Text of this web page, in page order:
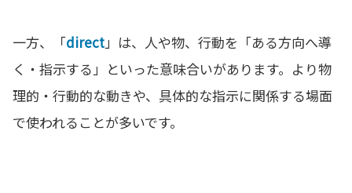
一方、「direct」は、人や物、行動を「ある方向へ導
く・指示する」といった意味合いがあります。より物
理的・行動的な動きや、具体的な指示に関係する場面
で使われることが多いです。